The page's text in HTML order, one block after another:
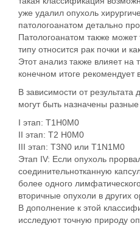
уже удалил опухоль
патологоанатом детально
Патологоанатом также может
типу относится рак почки и
Этот анализ также влияет на
конечном итоге рекомендует
В зависимости от
могут быть назначены
I этап: Т1Н0М0
II этап: Т2 Н0М0
III этап: T3N0 или T1N1M0
Этап IV: Если опухоль
соединительнотканную
более одного
вторичные опухоли в других
В дополнение к этой
исследуют точную природу